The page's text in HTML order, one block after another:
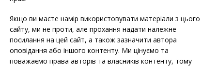
Якщо ви маєте намір використовувати матеріали з цього
сайту, ми не проти, але прохання надати належне
посилання на цей сайт, а також зазначити автора
оповідання або іншого контенту. Ми цінуємо та
поважаємо права авторів та власників контенту, тому